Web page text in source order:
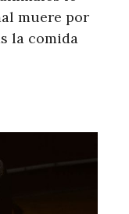
muere por
la comida